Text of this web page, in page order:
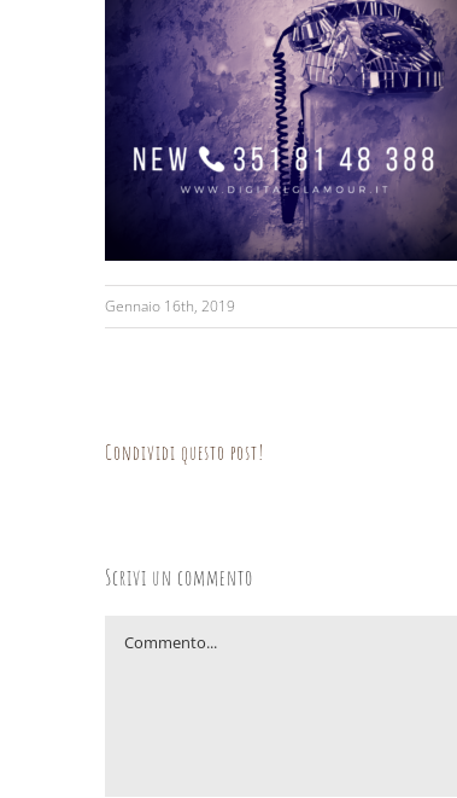
Gennaio 16th, 2019
Condividi questo post!
Scrivi un commento